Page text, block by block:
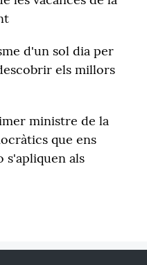
d'un sol dia per
els millors
ministre de la
que ens
s'apliquen als